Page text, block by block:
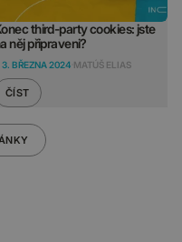
third-party cookies: jste
něj připraveni?
3. BŘEZNA 2024 MATÚŠ ELIAS
ČÍST